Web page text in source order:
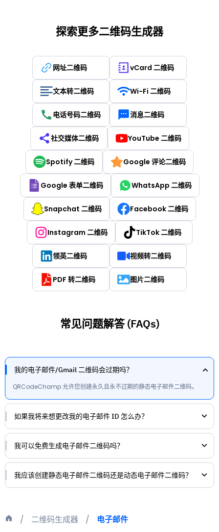
二维码生成器 电子邮件
探索更多二维码生成器
网址二维码 vCard 二维码
文本转二维码 Wi-Fi 二维码
电话号码二维码 消息二维码
社交媒体二维码 YouTube 二维码
Spotify 二维码 Google 评论二维码
Google 表单二维码 WhatsApp 二维码
Snapchat 二维码 Facebook 二维码
Instagram 二维码 TikTok 二维码
领英二维码 视频转二维码
PDF 转二维码 图片二维码
常见问题解答 (FAQs)
我的电子邮件/Gmail 二维码会过期吗？
QRCodeChamp 允许您创建永久且永不过期的静态电子邮件二维码。
如果我将来想更改我的电子邮件 ID 怎么办？
我可以免费生成电子邮件二维码吗？
我应该创建静态电子邮件二维码还是动态电子邮件二维码？